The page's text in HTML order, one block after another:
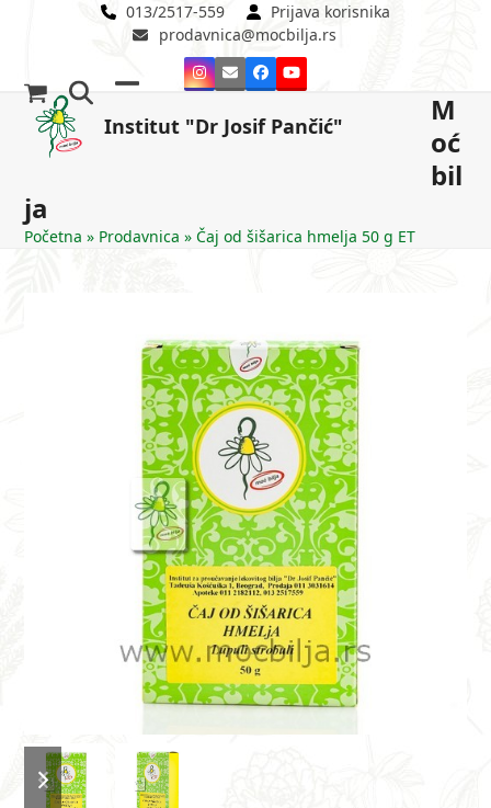
013/2517-559
Prijava korisnika
prodavnica@mocbilja.rs
Instagram
EmailFacebookYouTube
Institut "Dr Josif Pančić"
mobile
mobile
M
oć
bil
ja
Početna » Prodavnica »Čaj od šišarica hmelja 50 g ET
previous
slide
next
slide